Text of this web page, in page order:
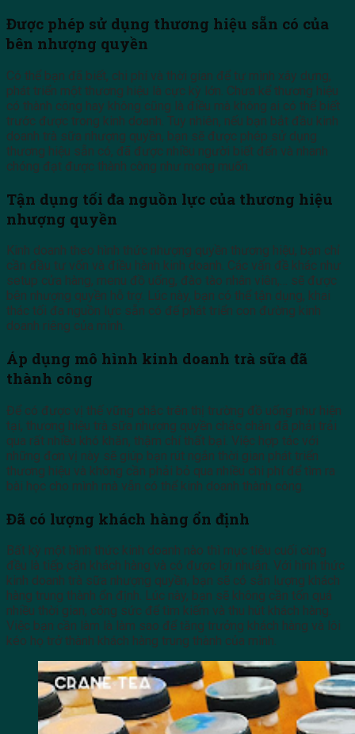
Được phép sử dụng thương hiệu sẵn có của
bên nhượng quyền
Có thể bạn đã biết, chi phí và thời gian để tự mình xây dựng,
phát triển một thương hiệu là cực kỳ lớn. Chưa kể thương hiệu
có thành công hay không cũng là điều mà không ai có thể biết
trước được trong kinh doanh. Tuy nhiên, nếu bạn bắt đầu kinh
doanh trà sữa nhượng quyền, bạn sẽ được phép sử dụng
thương hiệu sẵn có, đã được nhiều người biết đến và nhanh
chóng đạt được thành công như mong muốn.
Tận dụng tối đa nguồn lực của thương hiệu
nhượng quyền
Kinh doanh theo hình thức nhượng quyền thương hiệu, bạn chỉ
cần đầu tư vốn và điều hành kinh doanh. Các vấn đề khác như
setup cửa hàng, menu đồ uống, đào tào nhân viên,… sẽ được
bên nhượng quyền hỗ trợ. Lúc này, bạn có thể tận dụng, khai
thác tối đa nguồn lực sẵn có để phát triển con đường kinh
doanh riêng của mình.
Áp dụng mô hình kinh doanh trà sữa đã
thành công
Để có được vị thế vững chắc trên thị trường đồ uống như hiện
tại, thương hiệu trà sữa nhượng quyền chắc chắn đã phải trải
qua rất nhiều khó khăn, thậm chí thất bại. Việc hợp tác với
những đơn vị này sẽ giúp bạn rút ngắn thời gian phát triển
thương hiệu và không cần phải bỏ qua nhiều chi phí để tìm ra
bài học cho mình mà vẫn có thể kinh doanh thành công.
Đã có lượng khách hàng ổn định
Bất kỳ một hình thức kinh doanh nào thì mục tiêu cuối cùng
đều là tiếp cận khách hàng và có được lợi nhuận. Với hình thức
kinh doanh trà sữa nhượng quyền, bạn sẽ có sẵn lượng khách
hàng trung thành ổn định. Lúc này, bạn sẽ không cần tốn quá
nhiều thời gian, công sức để tìm kiếm và thu hút khách hàng.
Việc bạn cần làm là làm sao để tăng trưởng khách hàng và lôi
kéo họ trở thành khách hàng trung thành của mình.